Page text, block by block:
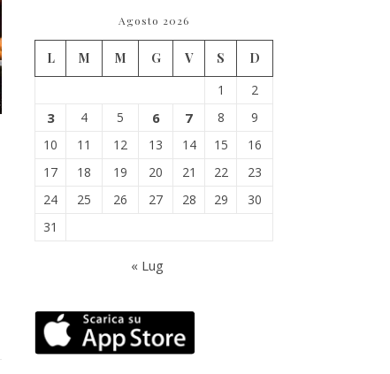
Agosto 2026
L M M G V S
D
1
2
3 4 5 6 7 8
9
10
11 12 13 14 15
16
17
18 19 20 21 22
23
24
25 26 27 28 29
30
31
« Lug